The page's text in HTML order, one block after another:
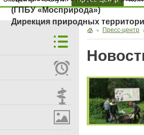
(ГПБУ «Мосприрода»)
Дирекция природных
Экоцентр
Услуги
Пресс-центр